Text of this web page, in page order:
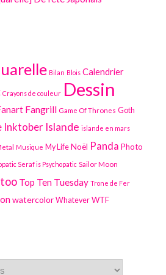
Bilan Blois Calendrier
Crayons de couleur Dessin
Fangrill Game Of Thrones Goth
Inktober Islande islande en mars
Musique My Life Noël Panda Photo
Seraf is Psychopatic Sailor Moon
Top Ten Tuesday Trone de Fer
watercolor Whatever WTF